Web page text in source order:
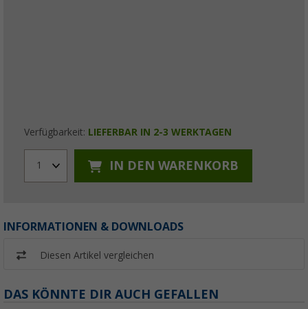
Verfügbarkeit: LIEFERBAR IN 2-3 WERKTAGEN
1 IN DEN WARENKORB
INFORMATIONEN & DOWNLOADS
Diesen Artikel vergleichen
DAS KÖNNTE DIR AUCH GEFALLEN